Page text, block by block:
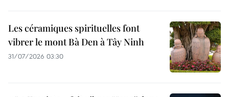
Les céramiques spirituelles font
vibrer le mont Bà Den à Tây Ninh
31/07/2026 03:30